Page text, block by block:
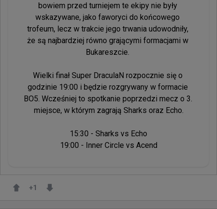
bowiem przed turniejem te ekipy nie były
wskazywane, jako faworyci do końcowego
trofeum, lecz w trakcie jego trwania udowodniły,
że są najbardziej równo grającymi formacjami w
Bukareszcie.
Wielki finał Super DraculaN rozpocznie się o
godzinie 19:00 i będzie rozgrywany w formacie
BO5. Wcześniej to spotkanie poprzedzi mecz o 3.
miejsce, w którym zagrają Sharks oraz Echo.
15:30 - Sharks vs Echo
19:00 - Inner Circle vs Acend
+1